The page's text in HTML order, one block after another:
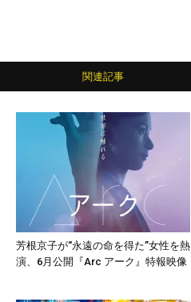
関連記事
芳根京子が“永遠の命を得た”女性を熱
演、6月公開『Arc アーク』特報映像